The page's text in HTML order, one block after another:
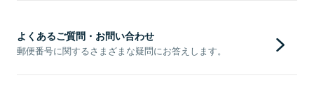
よくあるご質問・お問い合わせ
郵便番号に関するさまざまな疑問にお答えします。